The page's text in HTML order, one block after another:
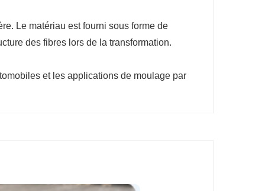
Le matériau est fourni sous forme de
des fibres lors de la transformation.
et les applications de moulage par